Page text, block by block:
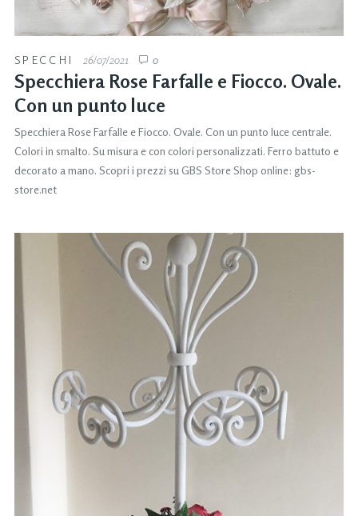
SPECCHI 26/07/2021 0
Specchiera Rose Farfalle e Fiocco. Ovale.
Con un punto luce
Specchiera Rose Farfalle e Fiocco. Ovale. Con un punto luce centrale.
Colori in smalto. Su misura e con colori personalizzati. Ferro battuto e
decorato a mano. Scopri i prezzi su GBS Store Shop online: gbs-
store.net